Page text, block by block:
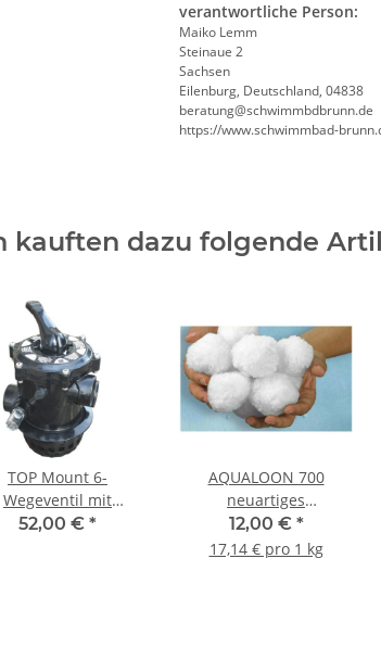
verantwortliche Person:
Maiko Lemm
Steinaue 2
Sachsen
Eilenburg, Deutschland, 04838
beratung@schwimmbdbrunn.de
https://www.schwimmbad-
kauften dazu folgende
TOP Mount 6-
Wegeventil mit
1 1/2"
52,00 € *
AQUALOON 700
neuartiges
Filtermedium
12,00 € *
17,14 € pro 1 kg